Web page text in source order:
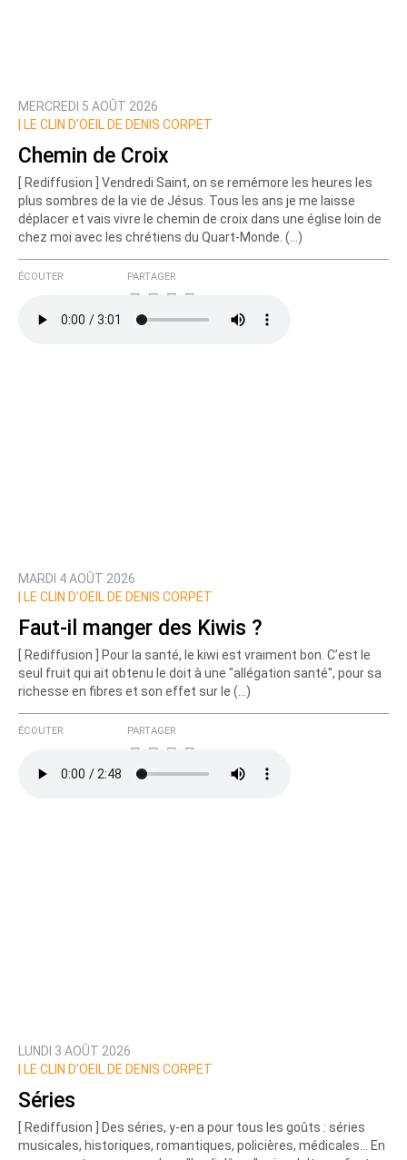
MERCREDI 5 AOÛT 2026
LE CLIN D’OEIL DE DENIS CORPET
Chemin de Croix
[ Rediffusion ] Vendredi Saint, on se remémore les heures les
plus sombres de la vie de Jésus. Tous les ans je me laisse
déplacer et vais vivre le chemin de croix dans une église loin de
chez moi avec les chrétiens du Quart-Monde. (…)
ÉCOUTER PARTAGER
MARDI 4 AOÛT 2026
LE CLIN D’OEIL DE DENIS CORPET
Faut-il manger des Kiwis ?
[ Rediffusion ] Pour la santé, le kiwi est vraiment bon. C’est le
seul fruit qui ait obtenu le doit à une "allégation santé", pour sa
richesse en fibres et son effet sur le (…)
ÉCOUTER PARTAGER
LUNDI 3 AOÛT 2026
LE CLIN D’OEIL DE DENIS CORPET
Séries
[ Rediffusion ] Des séries, y-en a pour tous les goûts : séries
musicales, historiques, romantiques, policières, médicales... En